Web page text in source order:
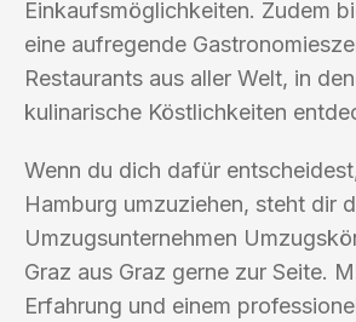
Einkaufsmöglichkeiten. Zudem
eine aufregende
Restaurants aus aller Welt, in
kulinarische Köstlichkeiten
Wenn du dich dafür
Hamburg umzuziehen, steht dir
Umzugsunternehmen
Graz aus Graz gerne zur Seite.
Erfahrung und einem